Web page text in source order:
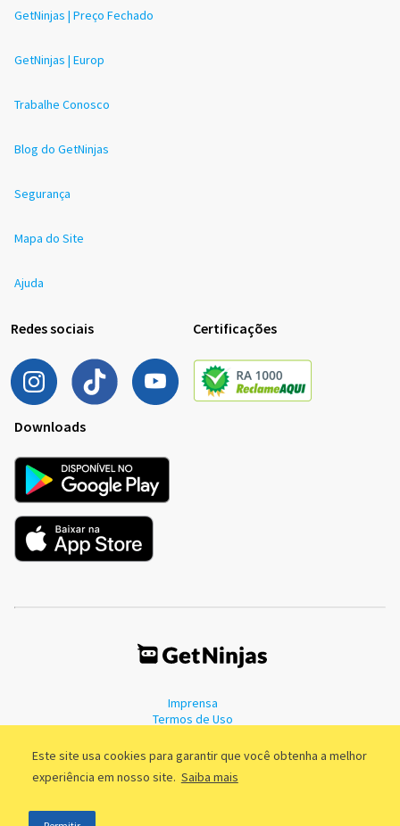
Este site usa cookies para garantir que você obtenha a melhor
experiência em nosso site. Saiba mais
GetNinjas | Preço Fechado
GetNinjas | Europ
Trabalhe Conosco
Blog do GetNinjas
Segurança
Mapa do Site
Ajuda
Redes sociais Certificações
Downloads
Imprensa
Termos de Uso
©2011 - 2026, GetNinjas LTDA. CNPJ 55.744.877/0001-89 - Rua Dr.